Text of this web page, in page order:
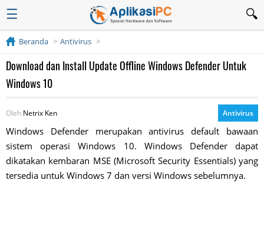
☰
Beranda Antivirus
Download dan Install Update Offline Windows Defender Untuk
Windows 10
Oleh Netrix Ken Antivirus
Windows Defender merupakan antivirus default bawaan
sistem operasi Windows 10. Windows Defender dapat
dikatakan kembaran MSE (Microsoft Security Essentials) yang
tersedia untuk Windows 7 dan versi Windows sebelumnya.